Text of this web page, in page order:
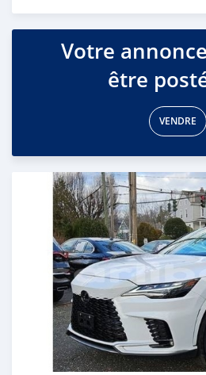
Publié il y a 3 mois
Votre
être
VENDRE